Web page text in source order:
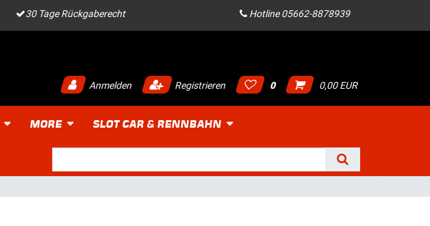
30 Tage Rückgaberecht Hotline 05662-8878939
Anmelden Registrieren 0 0,00 EUR
MORE SLOT CAR & RENNBAHN